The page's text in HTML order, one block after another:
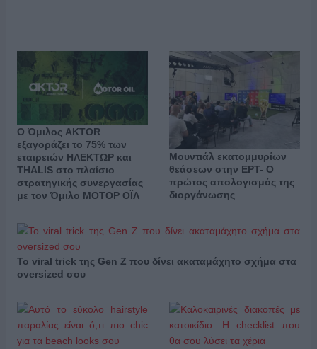
Ο Όμιλος AKTOR
εξαγοράζει το 75% των
εταιρειών ΗΛΕΚΤΩΡ και
THALIS στο πλαίσιο
στρατηγικής συνεργασίας
με τον Όμιλο ΜΟΤΟΡ ΟΪΛ
Μουντιάλ εκατομμυρίων
θεάσεων στην ΕΡΤ- Ο
πρώτος απολογισμός της
διοργάνωσης
Το viral trick της Gen Z που δίνει ακαταμάχητο σχήμα στα
oversized σου